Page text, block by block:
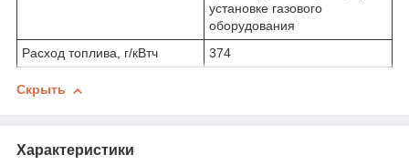
установке газового
оборудования
Расход топлива, г/кВтч
374
Скрыть
Характеристики